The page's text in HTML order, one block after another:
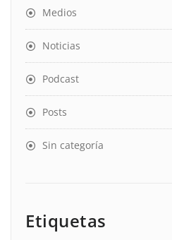
Medios
Noticias
Podcast
Posts
Sin categoría
Etiquetas